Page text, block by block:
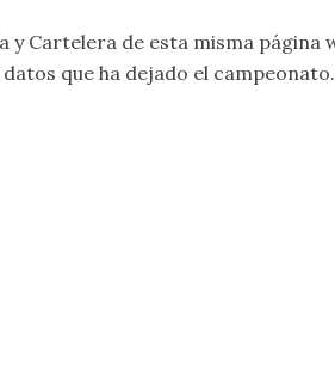
y Cartelera de esta misma página
que ha dejado el campeonato.